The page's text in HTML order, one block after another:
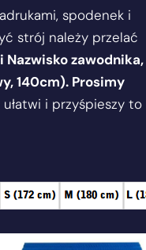
spodenek i
strój należy przelać
Nazwisko zawodnika,
140cm). Prosimy
i przyśpieszy to